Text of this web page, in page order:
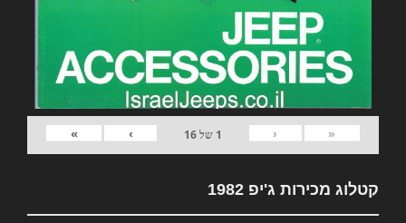
«
‹
1 של16
›
»
קטלוג מכירות ג'יפ 1982